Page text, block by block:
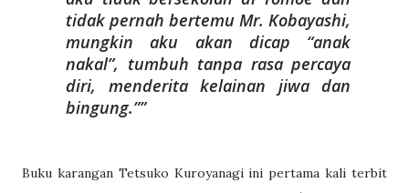
tidak pernah bertemu Mr. Kobayashi,
mungkin aku akan dicap “anak
nakal”, tumbuh tanpa rasa percaya
diri, menderita kelainan jiwa dan
bingung.”
Buku karangan Tetsuko Kuroyanagi ini pertama kali terbit